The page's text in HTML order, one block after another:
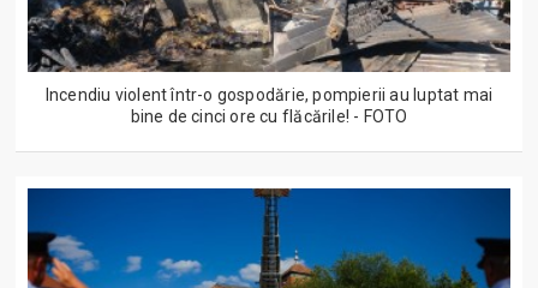
Incendiu violent într-o gospodărie, pompierii au luptat mai
bine de cinci ore cu flăcările! - FOTO